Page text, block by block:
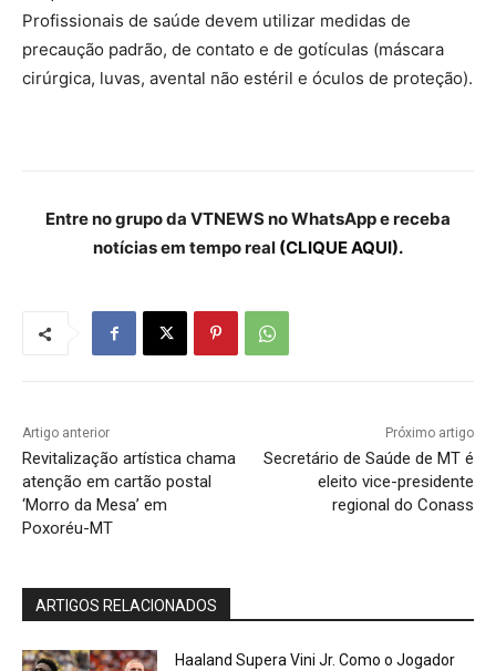
Profissionais de saúde devem utilizar medidas de
precaução padrão, de contato e de gotículas (máscara
cirúrgica, luvas, avental não estéril e óculos de proteção).
Entre no grupo da VTNEWS no WhatsApp e receba
notícias em tempo real (CLIQUE AQUI).
Artigo anterior
Revitalização artística chama
atenção em cartão postal
‘Morro da Mesa’ em
Poxoréu-MT
Próximo artigo
Secretário de Saúde de MT é
eleito vice-presidente
regional do Conass
ARTIGOS RELACIONADOS
Haaland Supera Vini Jr. Como o Jogador